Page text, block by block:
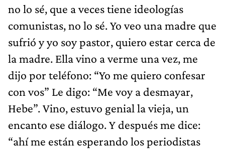
no lo sé, que a veces tiene ideologías
comunistas, no lo sé. Yo veo una madre que
sufrió y yo soy pastor, quiero estar cerca de
la madre. Ella vino a verme una vez, me
dijo por teléfono: “Yo me quiero confesar
con vos” Le digo: “Me voy a desmayar,
Hebe”. Vino, estuvo genial la vieja, un
encanto ese diálogo. Y después me dice:
“ahí me están esperando los periodistas